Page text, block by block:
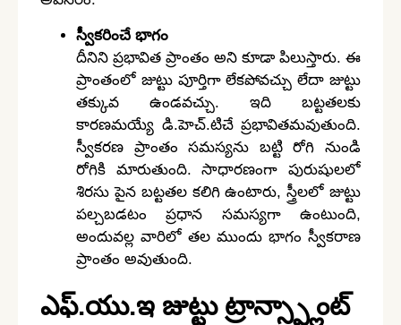
స్వీకరించే భాగం
దీనిని ప్రభావిత ప్రాంతం అని కూడా పిలుస్తారు. ఈ
ప్రాంతంలో జుట్టు పూర్తిగా లేకపోవచ్చు లేదా జుట్టు
తక్కువ ఉండవచ్చు. ఇది బట్టతలకు
కారణమయ్యే డి.హెచ్.టిచే ప్రభావితమవుతుంది.
స్వీకరణ ప్రాంతం సమస్యను బట్టి రోగి నుండి
రోగికి మారుతుంది. సాధారణంగా పురుషులలో
శిరసు పైన బట్టతల కలిగి ఉంటారు, స్త్రీలలో జుట్టు
పల్చబడటం ప్రధాన సమస్యగా ఉంటుంది,
అందువల్ల వారిలో తల ముందు భాగం స్వీకరాణ
ప్రాంతం అవుతుంది.
ఎఫ్.యు.ఇ జుట్టు ట్రాన్స్ప్లాంట్